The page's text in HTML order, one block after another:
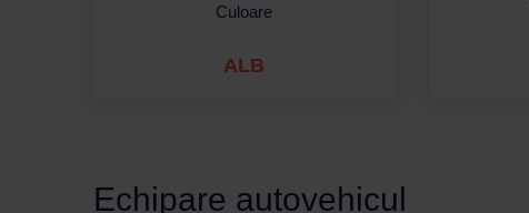
Culoare
ALB
Echipare autovehicul